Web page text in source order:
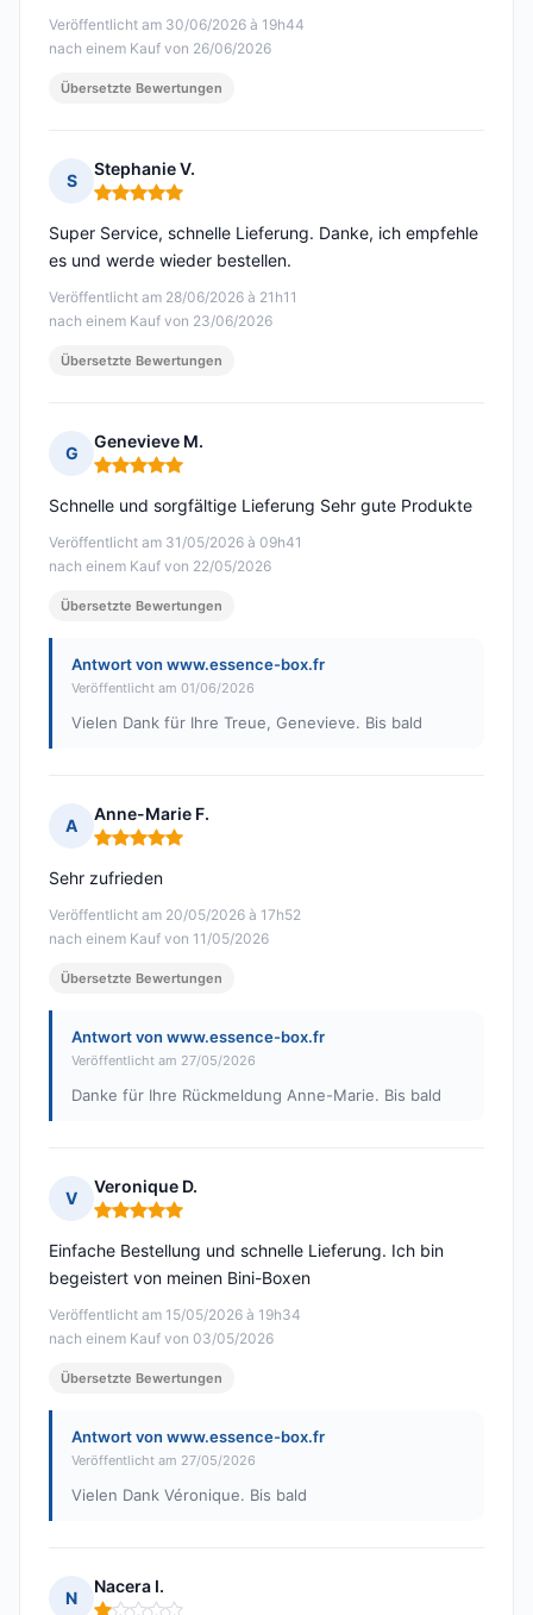
Veröffentlicht am 30/06/2026 à 19h44
nach einem Kauf von 26/06/2026
Übersetzte Bewertungen
S
Stephanie V.
Hinweis: 5 von 5
Veröffentlicht am 28/06/2026 à 21h11
nach einem Kauf von 23/06/2026
Super Service, schnelle Lieferung. Danke, ich empfehle
es und werde wieder bestellen.
Übersetzte Bewertungen
G
Genevieve M.
Hinweis: 5 von 5
Veröffentlicht am 31/05/2026 à 09h41
nach einem Kauf von 22/05/2026
Schnelle und sorgfältige Lieferung Sehr gute Produkte
Übersetzte Bewertungen
Antwort von www.essence-box.fr
Veröffentlicht am 01/06/2026
Vielen Dank für Ihre Treue, Genevieve. Bis bald
A
Anne-Marie F.
Hinweis: 5 von 5
Veröffentlicht am 20/05/2026 à 17h52
nach einem Kauf von 11/05/2026
Sehr zufrieden
Übersetzte Bewertungen
Antwort von www.essence-box.fr
Veröffentlicht am 27/05/2026
Danke für Ihre Rückmeldung Anne-Marie. Bis bald
V
Veronique D.
Hinweis: 5 von 5
Veröffentlicht am 15/05/2026 à 19h34
nach einem Kauf von 03/05/2026
Einfache Bestellung und schnelle Lieferung. Ich bin
begeistert von meinen Bini-Boxen
Übersetzte Bewertungen
Antwort von www.essence-box.fr
Veröffentlicht am 27/05/2026
Vielen Dank Véronique. Bis bald
N
Nacera I.